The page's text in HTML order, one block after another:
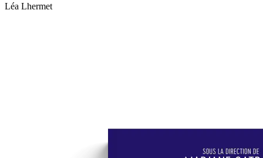
Léa Lhermet